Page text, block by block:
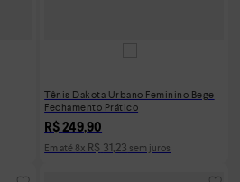
Tênis Dakota Urbano Feminino Bege
Fechamento Prático
R$ 249,90
Em até 8x R$ 31,23 sem juros